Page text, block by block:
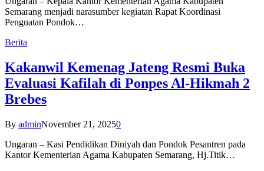
Semarang menjadi narasumber kegiatan Rapat Koordinasi
Penguatan Pondok…
Berita
Kakanwil Kemenag Jateng Resmi Buka
Evaluasi Kafilah di Ponpes Al-Hikmah 2
Brebes
By adminNovember 21, 20250
Ungaran – Kasi Pendidikan Diniyah dan Pondok Pesantren pada
Kantor Kementerian Agama Kabupaten Semarang, Hj.Titik…